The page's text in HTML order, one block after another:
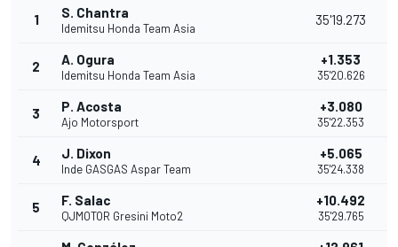
1 S. Chantra
Idemitsu Honda Team Asia
35'19.273
2 A. Ogura
Idemitsu Honda Team Asia
+1.353
35'20.626
3 P. Acosta
Ajo Motorsport
+3.080
35'22.353
4 J. Dixon
Inde GASGAS Aspar Team
+5.065
35'24.338
5 F. Salac
QJMOTOR Gresini Moto2
+10.492
35'29.765